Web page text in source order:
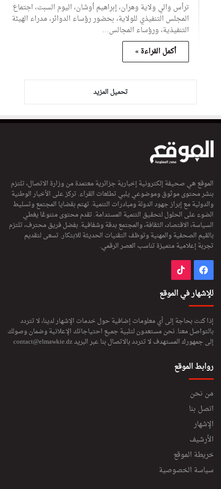
ترأس والي ولاية وهران، إبراهيم أوشان، اليوم السبت، اجتماع
المجلس التنفيذي للولاية، بحضور رؤساء الدوائر، مدراء الهيئة
التنفيذية، ورؤساء المجالس…
أكمل القراءة »
تحميل المزيد
الموقع هي صحيفة إلكترونية إخبارية جزائرية معتمدة من وزارة الاتصال، تلتزم
بنشر محتوى موثوق وموضوعي يلبي تطلعات القراء. تركز على الأخبار الوطنية
والدولية مع إبراز جهود الدولة ومبادرات التنمية. تهتم بقضايا المجتمع وتسليط
الضوء على الحلول لتحقيق التنمية المستدامة. تقدم محتوى متنوعًا يغطي
السياسة، الاقتصاد، الثقافة، والمجتمع بدقة وشفافية. بفضل فريق محترف، تلتزم
بالقيم الصحفية والمهنية وتوظف التقنيات الحديثة للابتكار. تسعى لتقديم
تجربة إعلامية متميزة تناسب العصر الرقمي.
فيسبوك
للإشهار في الموقع
إذا كنت بحاجة إلى أي معلومات إضافية حول خدمات الإشهار لدينا، لا تتردد
بالتواصل معنا. نحن مستعدون لتلبية جميع احتياجاتك الإعلانية وضمان وصولك
إلى جمهورك المستهدف لا تتردد بالاتصال بنا عبر البريدcontact@elmawkie.dz
روابط الموقع
من نحن
اتصل بنا
الإشهار
الأرشيف
خريطة الموقع
سياسة الخصوصية